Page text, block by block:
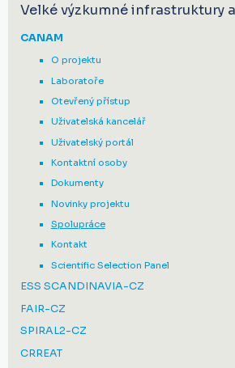
Velké výzkumné infrastruktury
CANAM
O projektu
Laboratoře
Otevřený přístup
Uživatelská kancelář
Uživatelský portál
Kontaktní osoby
Dokumenty
Novinky projektu
Spolupráce
Kontakt
Scientific Selection Panel
ESS SCANDINAVIA-CZ
FAIR-CZ
SPIRAL2-CZ
CRREAT